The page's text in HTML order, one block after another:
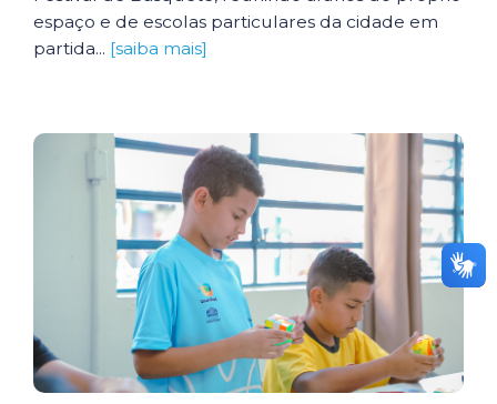
espaço e de escolas particulares da cidade em
partida... [saiba mais]